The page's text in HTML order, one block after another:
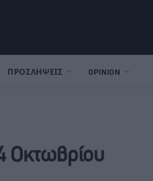
ΠΡΟΣΛΗΨΕΙΣ OPINION
Οκτωβρίου